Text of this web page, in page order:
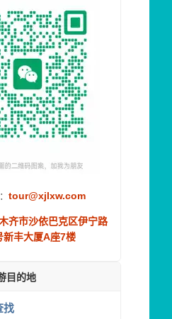
tour@xjlxw.com
齐市沙依巴克区伊宁路
新丰大厦A座7楼
目的地
找